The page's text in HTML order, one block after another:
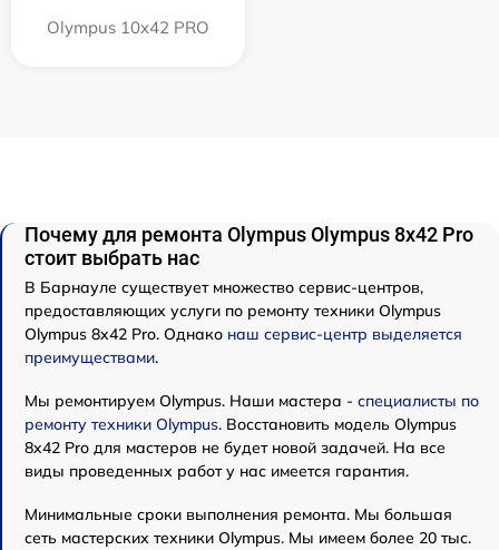
Olympus 10x42 PRO
Почему для ремонта Olympus Olympus 8x42 Pro
стоит выбрать нас
В Барнауле существует множество сервис-центров,
предоставляющих услуги по ремонту техники Olympus
Olympus 8x42 Pro. Однако наш сервис-центр выделяется
преимуществами.
Мы ремонтируем Olympus. Наши мастера - специалисты по
ремонту техники Olympus. Восстановить модель Olympus
8x42 Pro для мастеров не будет новой задачей. На все
виды проведенных работ у нас имеется гарантия.
Минимальные сроки выполнения ремонта. Мы большая
сеть мастерских техники Olympus. Мы имеем более 20 тыс.